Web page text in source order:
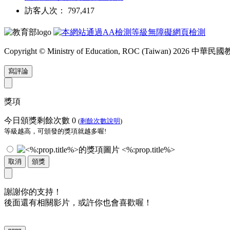
訪客人次： 797,417
Copyright © Ministry of Education, ROC (Taiwan) 2026 中華民國
寫評論
獎項
今日頒獎剩餘次數 0 (剩餘次數說明)
等級越高，可頒發的獎項就越多喔!
<%:prop.title%>
取消 頒獎
謝謝你的支持！
後面還有相關影片，或許你也會喜歡喔！